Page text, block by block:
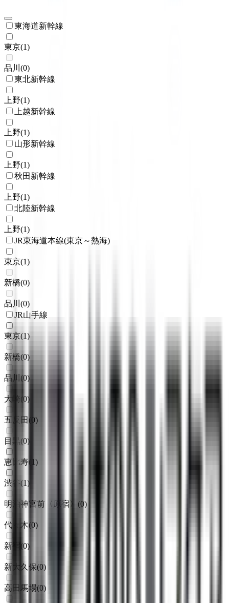
東海道新幹線
東京(1)
品川 (0)
東北新幹線
上野(1)
上越新幹線
上野(1)
山形新幹線
上野(1)
秋田新幹線
上野(1)
北陸新幹線
上野(1)
JR東海道本線(東京～熱海)
東京(1)
新橋(0)
品川 (0)
JR山手線
東京(1)
新橋(0)
品川 (0)
大崎( 0)
五反田( 0)
目黒(0)
恵比寿( 1)
渋谷(1)
明治神宮前〈原宿〉 (0)
代々木(0)
新宿 (0)
新大久保(0)
高田馬場(0)